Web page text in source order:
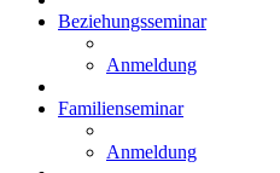
Beziehungsseminar
Anmeldung
Familienseminar
Anmeldung